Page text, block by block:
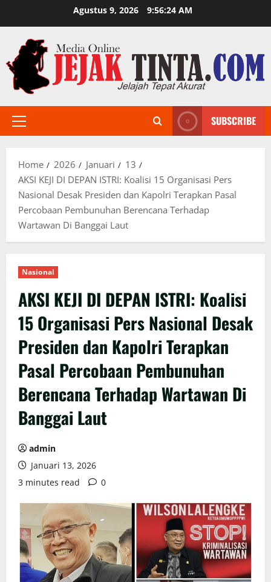
to
content
Agustus 9, 2026 9:56:25 AM
Primary
SUBSCRIBE
Home 2026 Januari
13
AKSI KEJI DI DEPAN ISTRI: Koalisi 15 Organisasi Pers
Nasional Desak Presiden dan Kapolri Terapkan Pasal
Percobaan Pembunuhan Berencana Terhadap
Wartawan Di Banggai Laut
Nasional
AKSI KEJI DI DEPAN ISTRI: Koalisi
15 Organisasi Pers Nasional Desak
Presiden dan Kapolri Terapkan
Pasal Percobaan Pembunuhan
Berencana Terhadap Wartawan Di
Banggai Laut
admin
Januari 13, 2026
3 minutes read
0